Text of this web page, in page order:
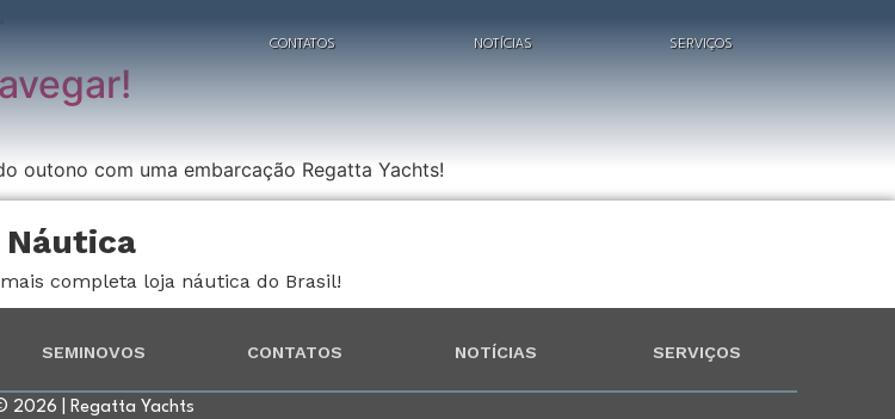
CONTATOS NOTÍCIAS SERVIÇOS
outono com uma embarcação Regatta Yachts!
Náutica
completa loja náutica do Brasil!
SEMINOVOS CONTATOS NOTÍCIAS SERVIÇOS
2026 | Regatta Yachts